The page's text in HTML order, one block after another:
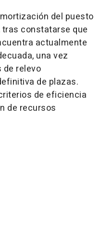
del puesto
constatarse que
actualmente
una vez
relevo
de plazas.
de eficiencia
de recursos